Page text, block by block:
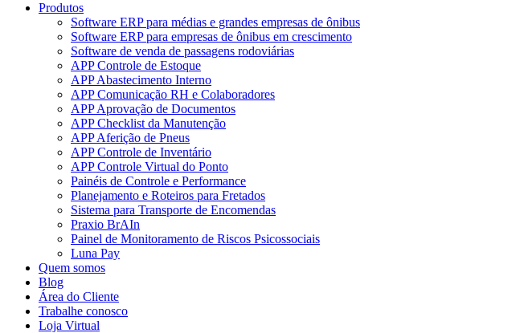
Produtos
Software ERP para médias e grandes empresas de ônibus
Software ERP para empresas de ônibus em crescimento
Software de venda de passagens rodoviárias
APP Controle de Estoque
APP Abastecimento Interno
APP Comunicação RH e Colaboradores
APP Aprovação de Documentos
APP Checklist da Manutenção
APP Aferição de Pneus
APP Controle de Inventário
APP Controle Virtual do Ponto
Painéis de Controle e Performance
Planejamento e Roteiros para Fretados
Sistema para Transporte de Encomendas
Praxio BrAIn
Painel de Monitoramento de Riscos Psicossociais
Luna Pay
Quem somos
Blog
Área do Cliente
Trabalhe conosco
Loja Virtual